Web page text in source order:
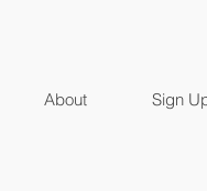
About Sign